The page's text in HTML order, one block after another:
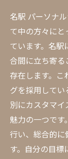
名駅 パーソナ
て中の方々に
ています。名
合間に立ち寄
存在します。こ
グを採用して
別にカスタマ
魅力の一つで
行い、総合的
す。自分の目